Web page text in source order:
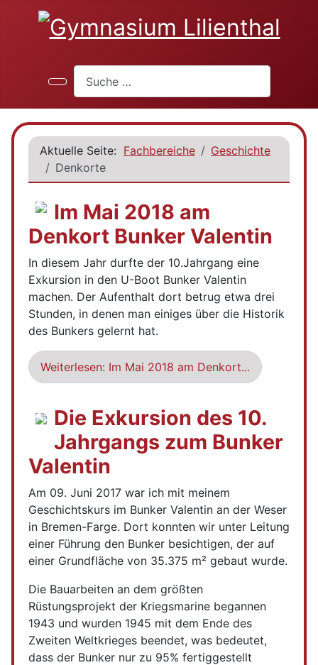
Aktuelle Seite: Fachbereiche
Geschichte
Denkorte
Im Mai 2018 am
Denkort Bunker Valentin
In diesem Jahr durfte der 10.Jahrgang eine
Exkursion in den U-Boot Bunker Valentin
machen. Der Aufenthalt dort betrug etwa drei
Stunden, in denen man einiges über die Historik
des Bunkers gelernt hat.
Weiterlesen: Im Mai 2018 am Denkort...
Die Exkursion des 10.
Jahrgangs zum Bunker
Valentin
Am 09. Juni 2017 war ich mit meinem
Geschichtskurs im Bunker Valentin an der Weser
in Bremen-Farge. Dort konnten wir unter Leitung
einer Führung den Bunker besichtigen, der auf
einer Grundfläche von 35.375 m² gebaut wurde.
Die Bauarbeiten an dem größten
Rüstungsprojekt der Kriegsmarine begannen
1943 und wurden 1945 mit dem Ende des
Zweiten Weltkrieges beendet, was bedeutet,
dass der Bunker nur zu 95% fertiggestellt